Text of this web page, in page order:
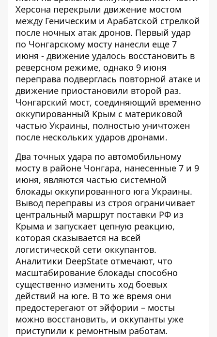
Херсона перекрыли движение мостом
между Геническим и Арабатской стрелкой
после ночных атак дронов. Первый удар
по Чонгарскому мосту нанесли еще 7
июня - движение удалось восстановить в
реверсном режиме, однако 9 июня
переправа подверглась повторной атаке и
движение приостановили второй раз.
Чонгарский мост, соединяющий временно
оккупированный Крым с материковой
частью Украины, полностью уничтожен
после нескольких ударов дронами.
Два точных удара по автомобильному
мосту в районе Чонгара, нанесенные 7 и 9
июня, являются частью системной
блокады оккупированного юга Украины.
Вывод переправы из строя ограничивает
центральный маршрут поставки РФ из
Крыма и запускает цепную реакцию,
которая сказывается на всей
логистической сети оккупантов.
Аналитики DeepState отмечают, что
масштабирование блокады способно
существенно изменить ход боевых
действий на юге. В то же время они
предостерегают от эйфории – мосты
можно восстановить, и оккупанты уже
приступили к ремонтным работам.